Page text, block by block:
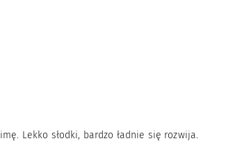
Lekko słodki, bardzo ładnie się rozwija.